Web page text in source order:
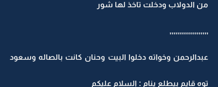
من الدولاب ودخلت تاخذ لها شور
,,,,,,,,,,,,,,,,,,,,
عبدالرحمن وخواته دخلوا البيت وحنان كانت بالصاله وسعود
توه قايم بيطلع ينام : السلام عليكم